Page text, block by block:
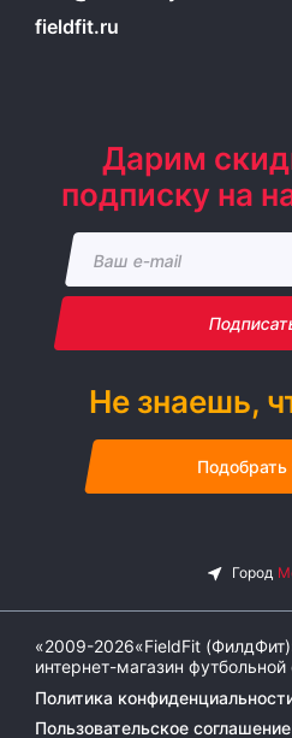
fieldfit.ru
Дарим
подписку на
Не знаешь,
Подобрать
«2009-2026«FieldFit
интернет-магазин
Политика
Пользовательское соглашение